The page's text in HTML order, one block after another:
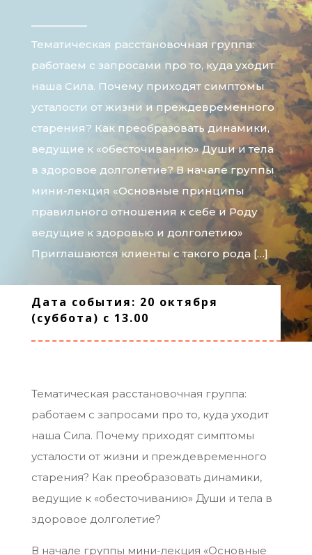
Тематическая расстановочная группа:
работаем с запросами про то, куда уходит
наша Сила. Почему приходят симптомы
усталости от жизни и преждевременного
старения? Как преобразовать динамики,
ведущие к «обесточиванию» Души и тела
в здоровое долголетие? В начале группы
мини-лекция «Основные принципы
правильного отношения к себе и Роду
ведущие к здоровью и долголетию»
Приглашаются клиенты с такого рода […]
Дата события: 20 октября
(суббота) с 13.00
Тематическая расстановочная группа:
работаем с запросами про то, куда уходит
наша Сила. Почему приходят симптомы
усталости от жизни и преждевременного
старения? Как преобразовать динамики,
ведущие к «обесточиванию» Души и тела в
здоровое долголетие?
В начале группы мини-лекция «Основные